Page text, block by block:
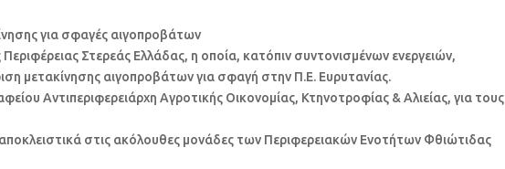
για σφαγές αιγοπροβάτων
Στερεάς Ελλάδας, η οποία, κατόπιν συντονισμένων ενεργειών,
μετακίνησης αιγοπροβάτων για σφαγή στην Π.Ε. Ευρυτανίας.
Αντιπεριφερειάρχη Αγροτικής Οικονομίας, Κτηνοτροφίας & Αλιείας, για τους
στις ακόλουθες μονάδες των Περιφερειακών Ενοτήτων Φθιώτιδας